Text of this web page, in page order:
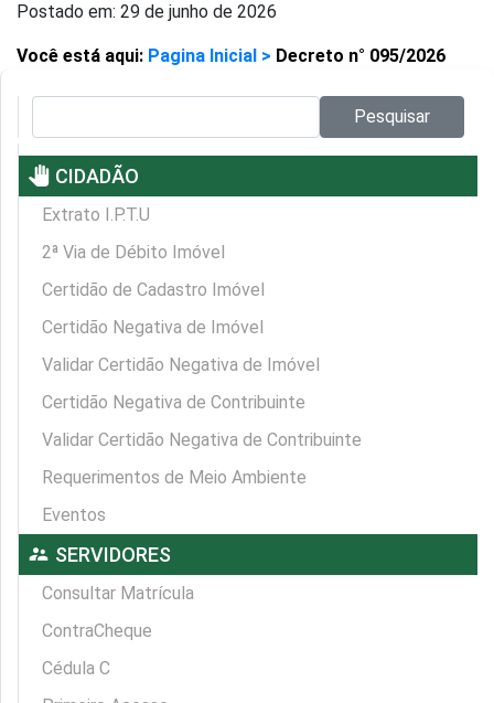
Postado em: 29 de junho de 2026
Você está aqui: Pagina Inicial > Decreto n° 095/2026
Pesquisar
pan_tool CIDADÃO
Extrato I.P.T.U
2ª Via de Débito Imóvel
Certidão de Cadastro Imóvel
Certidão Negativa de Imóvel
Validar Certidão Negativa de Imóvel
Certidão Negativa de Contribuinte
Validar Certidão Negativa de Contribuinte
Requerimentos de Meio Ambiente
Eventos
supervisor_account SERVIDORES
Consultar Matrícula
ContraCheque
Cédula C